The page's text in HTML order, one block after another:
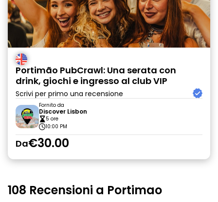
Portimão PubCrawl: Una serata con
drink, giochi e ingresso al club VIP
Scrivi per primo una recensione
Fornito da
Discover Lisbon
5 ore
10:00 PM
Da€30.00
108 Recensioni a Portimao